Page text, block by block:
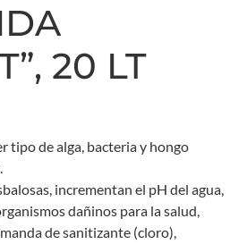
20 LT
tipo de alga, bacteria y hongo
incrementan el pH del agua,
dañinos para la salud,
de sanitizante (cloro),